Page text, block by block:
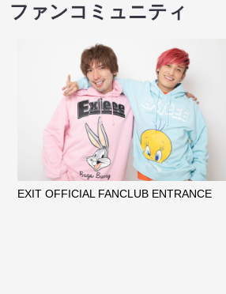
ファンコミュニティ
EXIT OFFICIAL FANCLUB ENTRANCE